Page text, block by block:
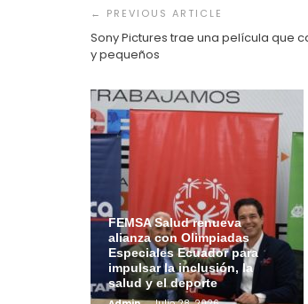
de
entradas
Sony Pictures trae una película que
y pequeños
FEMSA Salud renueva
alianza con Olimpiadas
Especiales Ecuador para
impulsar la inclusión, la
salud y el deporte